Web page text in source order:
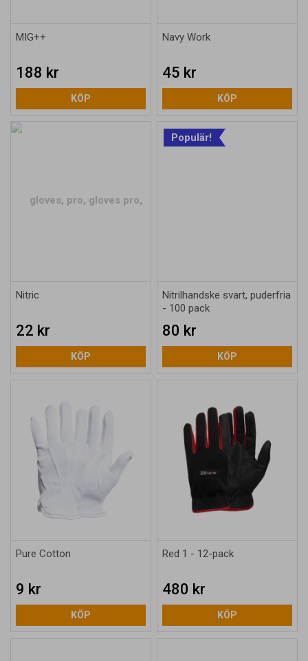
MIG++
188 kr
KÖP
Navy Work
45 kr
KÖP
Nitric
22 kr
KÖP
Populär!
Nitrilhandske svart, puderfria
- 100 pack
80 kr
KÖP
Pure Cotton
9 kr
KÖP
Red 1 - 12-pack
480 kr
KÖP